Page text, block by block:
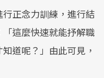
正念力訓練，進行結
這麼快速就能抒解職
道呢？」由此可見，